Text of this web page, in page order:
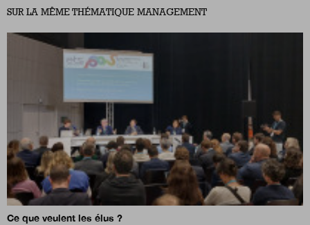
SUR LA MÊME THÉMATIQUE MANAGEMENT
Ce que veulent les élus ?